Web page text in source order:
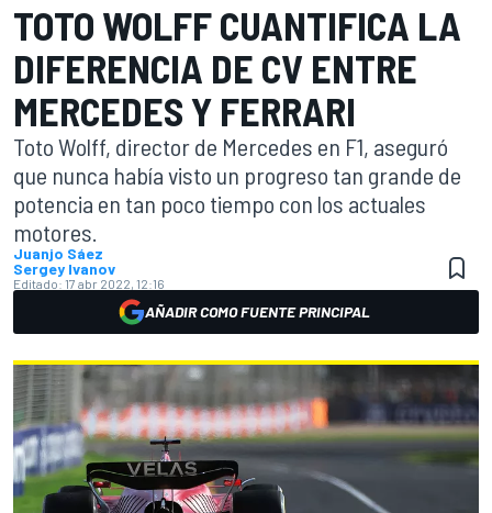
TOTO WOLFF CUANTIFICA LA
DIFERENCIA DE CV ENTRE
MERCEDES Y FERRARI
Toto Wolff, director de Mercedes en F1, aseguró
que nunca había visto un progreso tan grande de
potencia en tan poco tiempo con los actuales
motores.
Juanjo Sáez
Sergey Ivanov
Editado: 17 abr 2022, 12:16
AÑADIR COMO FUENTE PRINCIPAL